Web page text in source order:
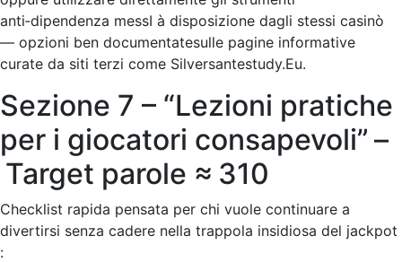
anti‑dipendenza messI à disposizione dagli stessi casinò
— opzioni ben documentatesulle pagine informative
curate da siti terzi come Silversantestudy.Eu.
Sezione 7 – “Lezioni pratiche
per i giocatori consapevoli” –
Target parole ≈ 310
Checklist rapida pensata per chi vuole continuare a
divertirsi senza cadere nella trappola insidiosa del jack­pot
: